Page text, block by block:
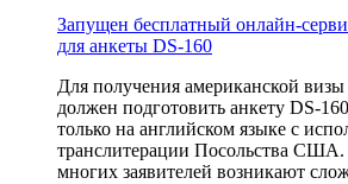
Запущен бесплатный онлайн-
для анкеты DS-160
Для получения американской
должен подготовить анкету DS-
только на английском языке с
транслитерации Посольства США.
многих заявителей возникают